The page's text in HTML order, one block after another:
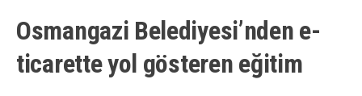
Osmangazi Belediyesi’nden e-
ticarette yol gösteren eğitim